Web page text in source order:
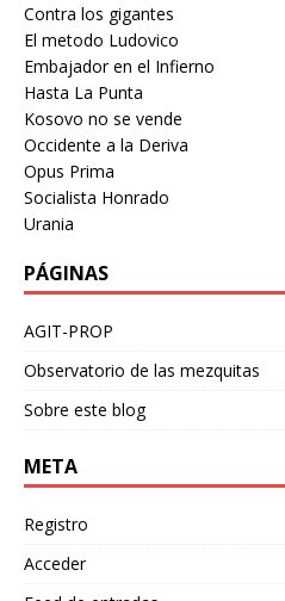
Contra los gigantes
El metodo Ludovico
Embajador en el Infierno
Hasta La Punta
Kosovo no se vende
Occidente a la Deriva
Opus Prima
Socialista Honrado
Urania
PÁGINAS
AGIT-PROP
Observatorio de las mezquitas
Sobre este blog
META
Registro
Acceder